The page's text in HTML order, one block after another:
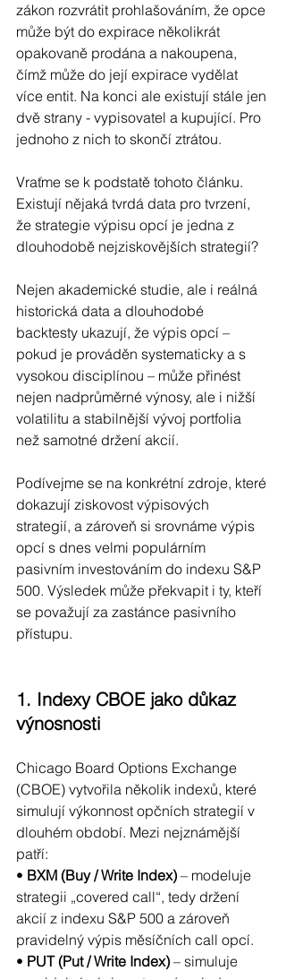
zákon rozvrátit prohlašováním, že opce
může být do expirace několikrát
opakovaně prodána a nakoupena,
čímž může do její expirace vydělat
více entit. Na konci ale existují stále jen
dvě strany - vypisovatel a kupující. Pro
jednoho z nich to skončí ztrátou.
Vraťme se k podstatě tohoto článku.
Existují nějaká tvrdá data pro tvrzení,
že strategie výpisu opcí je jedna z
dlouhodobě nejziskovějších strategií?
Nejen akademické studie, ale i reálná
historická data a dlouhodobé
backtesty ukazují, že výpis opcí –
pokud je prováděn systematicky a s
vysokou disciplínou – může přinést
nejen nadprůměrné výnosy, ale i nižší
volatilitu a stabilnější vývoj portfolia
než samotné držení akcií.
Podívejme se na konkrétní zdroje, které
dokazují ziskovost výpisových
strategií, a zároveň si srovnáme výpis
opcí s dnes velmi populárním
pasivním investováním do indexu S&P
500. Výsledek může překvapit i ty, kteří
se považují za zastánce pasivního
přístupu.
1. Indexy CBOE jako důkaz
výnosnosti
Chicago Board Options Exchange
(CBOE) vytvořila několik indexů, které
simulují výkonnost opčních strategií v
dlouhém období. Mezi nejznámější
patří:
• BXM (Buy / Write Index) – modeluje
strategii „covered call“, tedy držení
akcií z indexu S&P 500 a zároveň
pravidelný výpis měsíčních call opcí.
• PUT (Put / Write Index) – simuluje